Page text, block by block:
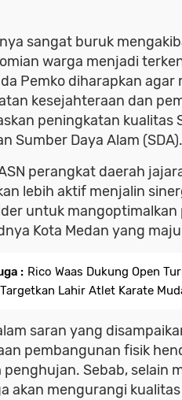
sangat buruk
warga menjadi
Pemko diharapkan
kesejahteraan dan
peningkatan kualitas
Sumber Daya Alam (SDA).
perangkat daerah
lebih aktif menjalin
untuk
Kota Medan yang
: Rico Waas Dukung Open
Lahir Atlet Karate
saran yang
pembangunan fisik
penghujan. Sebab, selain
akan mengurangi